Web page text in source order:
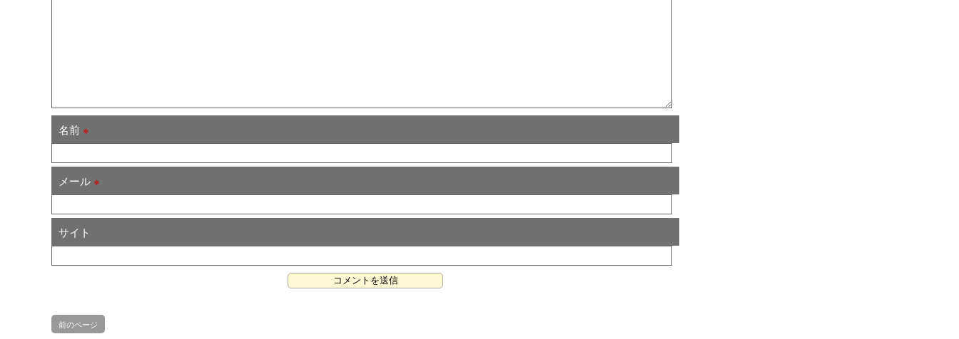
名前※
メール※
サイト
前のページ